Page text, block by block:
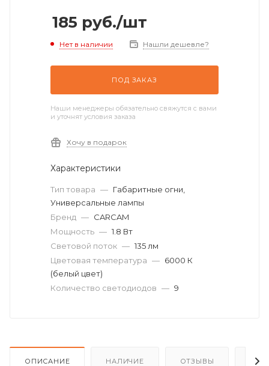
185 руб./шт
Нет в наличии Нашли дешевле?
ПОД ЗАКАЗ
Наши менеджеры обязательно свяжутся с вами
и уточнят условия заказа
Хочу в подарок
Характеристики
Тип товара — Габаритные огни,
Универсальные лампы
Бренд — CARCAM
Мощность — 1.8 Вт
Световой поток — 135 лм
Цветовая температура — 6000 К
(белый цвет)
Количество светодиодов — 9
ОПИСАНИЕ НАЛИЧИЕ ОТЗЫВЫ